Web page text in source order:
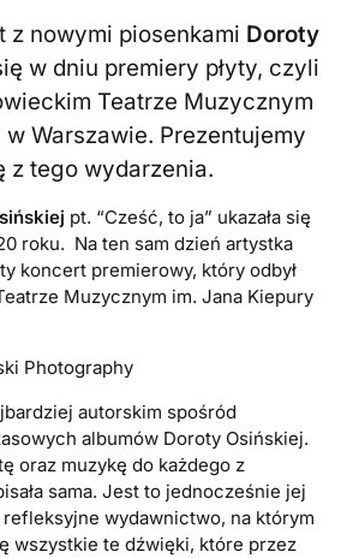
z nowymi piosenkami Doroty
w dniu premiery płyty, czyli
Teatrze Muzycznym
Warszawie. Prezentujemy
z tego wydarzenia.
pt. “Cześć, to ja” ukazała się
roku. Na ten sam dzień artystka
koncert premierowy, który odbył
Muzycznym im. Jana Kiepury
Photography
autorskim spośród
albumów Doroty Osińskiej.
oraz muzykę do każdego z
sama. Jest to jednocześnie jej
wydawnictwo, na którym
wszystkie te dźwięki, które przez